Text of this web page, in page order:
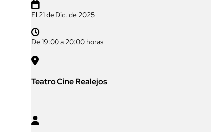

El 21 de Dic. de 2025

De 19:00 a 20:00 horas

Teatro Cine Realejos
